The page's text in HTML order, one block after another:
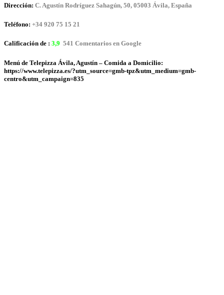
Dirección: C. Agustín Rodríguez Sahagún, 50, 05003 Ávila, España
Teléfono: +34 920 75 15 21
Calificación de : 3,9 541 Comentarios en Google
Menú de Telepizza Ávila, Agustín – Comida a Domicilio:
https://www.telepizza.es/?utm_source=gmb-tpz&utm_medium=gmb-
centro&utm_campaign=835